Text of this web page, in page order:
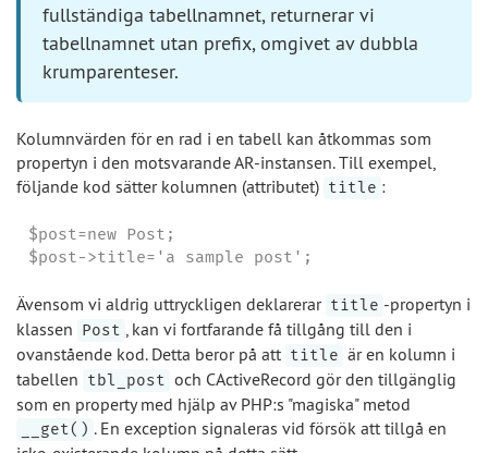
fullständiga tabellnamnet, returnerar vi
tabellnamnet utan prefix, omgivet av dubbla
krumparenteser.
Kolumnvärden för en rad i en tabell kan åtkommas som
propertyn i den motsvarande AR-instansen. Till exempel,
följande kod sätter kolumnen (attributet) title :
$post=new Post;
$post->title='a sample post';
Ävensom vi aldrig uttryckligen deklarerar title -propertyn i
klassen Post , kan vi fortfarande få tillgång till den i
ovanstående kod. Detta beror på att title är en kolumn i
tabellen tbl_post och CActiveRecord gör den tillgänglig
som en property med hjälp av PHP:s "magiska" metod
__get() . En exception signaleras vid försök att tillgå en